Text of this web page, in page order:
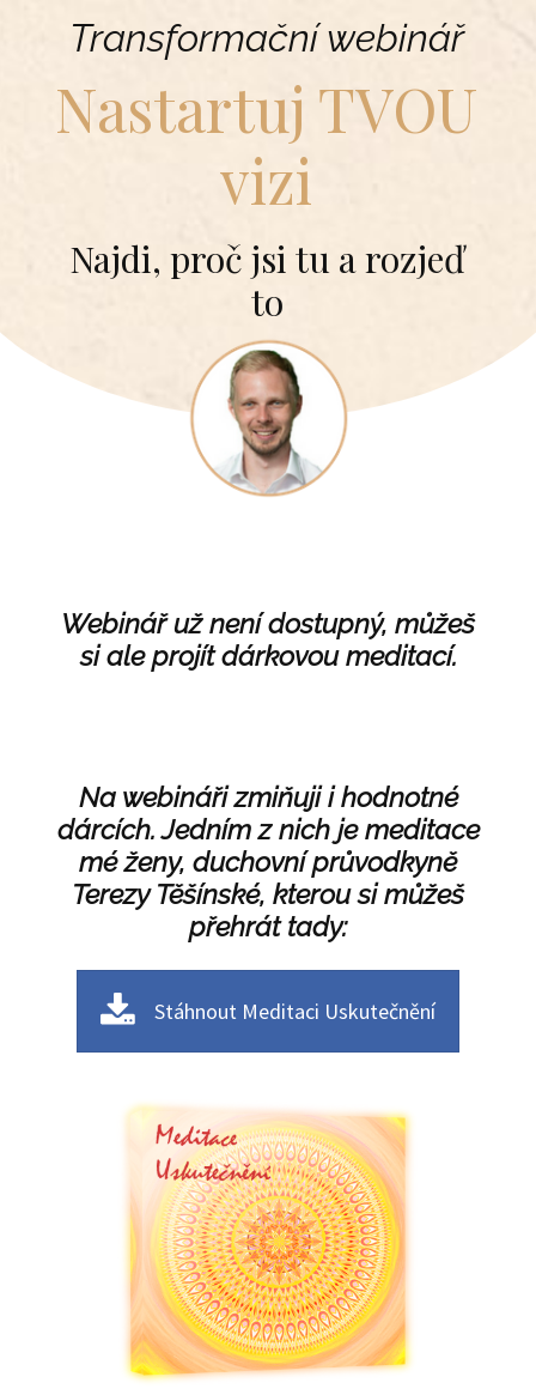
Transformační webinář
Nastartuj TVOU
vizi
Najdi, proč jsi tu a rozjeď
to
Webinář už není dostupný, můžeš
si ale projít dárkovou meditací.
Na webináři zmiňuji i hodnotné
dárcích. Jedním z nich je meditace
mé ženy, duchovní průvodkyně
Terezy Těšínské, kterou si můžeš
přehrát tady:
Stáhnout Meditaci Uskutečnění